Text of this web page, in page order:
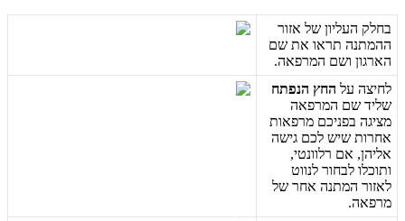
בחלק העליון של אזור
ההמתנה תראו את שם
הארגון ושם המרפאה.
לחיצה על החץ הנפתח
שליד שם המרפאה
מציגה בפניכם מרפאות
אחרות שיש לכם גישה
אליהן, אם רלוונטי,
ותוכלו לבחור לנווט
לאזור המתנה אחר של
מרפאה.